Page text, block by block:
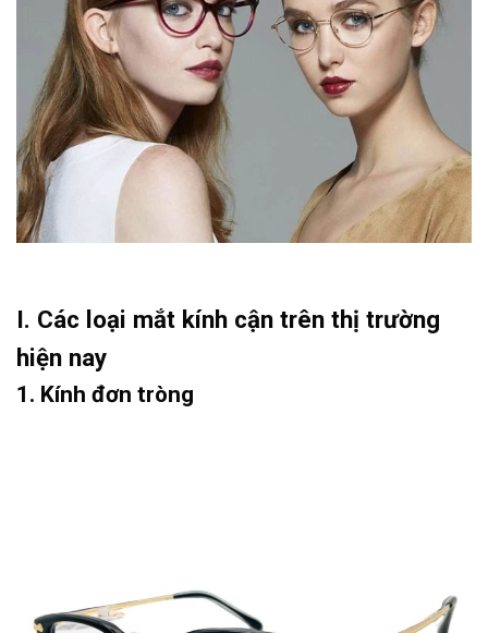
I. Các loại mắt kính cận trên thị trường
hiện nay
1. Kính đơn tròng